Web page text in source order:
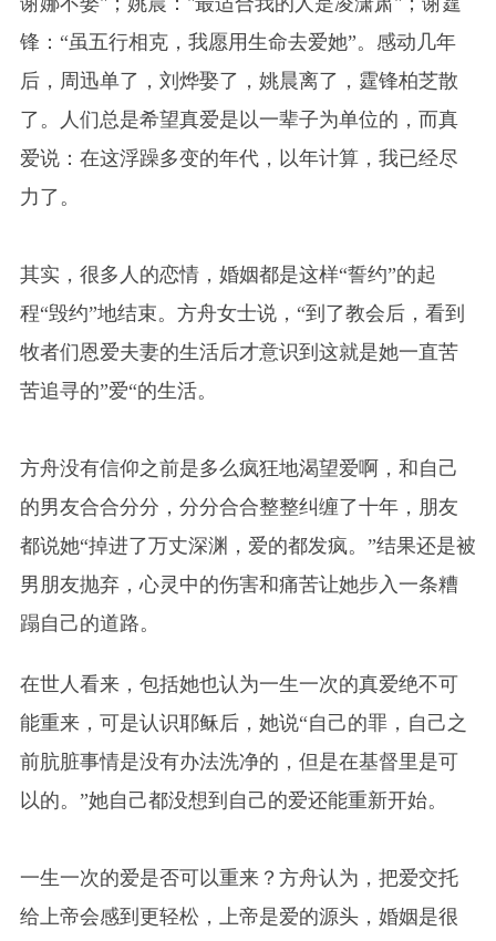
锋：“虽五行相克，我愿用生命去爱她”。感动几年
后，周迅单了，刘烨娶了，姚晨离了，霆锋柏芝散
了。人们总是希望真爱是以一辈子为单位的，而真
爱说：在这浮躁多变的年代，以年计算，我已经尽
力了。
其实，很多人的恋情，婚姻都是这样“誓约”的起
程“毁约”地结束。方舟女士说，“到了教会后，看到
牧者们恩爱夫妻的生活后才意识到这就是她一直苦
苦追寻的”爱“的生活。
方舟没有信仰之前是多么疯狂地渴望爱啊，和自己
的男友合合分分，分分合合整整纠缠了十年，朋友
都说她“掉进了万丈深渊，爱的都发疯。”结果还是被
男朋友抛弃，心灵中的伤害和痛苦让她步入一条糟
蹋自己的道路。
在世人看来，包括她也认为一生一次的真爱绝不可
能重来，可是认识耶稣后，她说“自己的罪，自己之
前肮脏事情是没有办法洗净的，但是在基督里是可
以的。”她自己都没想到自己的爱还能重新开始。
一生一次的爱是否可以重来？方舟认为，把爱交托
给上帝会感到更轻松，上帝是爱的源头，婚姻是很